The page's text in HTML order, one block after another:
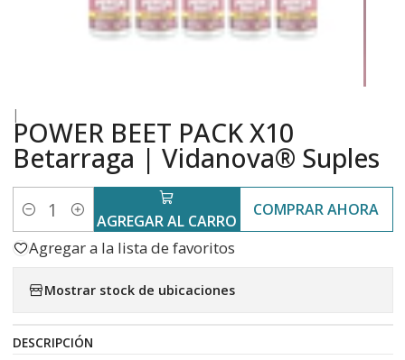
|
POWER BEET PACK X10
Betarraga | Vidanova® Suples
Cantidad AGREGAR AL CARRO
COMPRAR AHORA
Agregar a la lista de favoritos
Mostrar stock de ubicaciones
DESCRIPCIÓN